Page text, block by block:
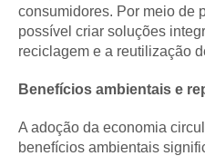
consumidores. Por meio de
possível criar soluções
reciclagem e a reutilização
Benefícios ambientais e
A adoção da economia
benefícios ambientais